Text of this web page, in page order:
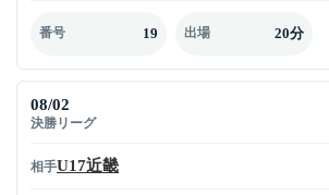
番号 19 出場 20分
08/02
決勝リーグ
相手U17近畿